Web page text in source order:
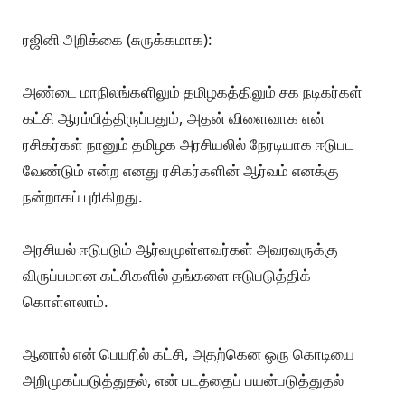
ரஜினி அறிக்கை (சுருக்கமாக):
அண்டை மாநிலங்களிலும் தமிழகத்திலும் சக நடிகர்கள்
கட்சி ஆரம்பித்திருப்பதும், அதன் விளைவாக என்
ரசிகர்கள் நானும் தமிழக அரசியலில் நேரடியாக ஈடுபட
வேண்டும் என்ற எனது ரசிகர்களின் ஆர்வம் எனக்கு
நன்றாகப் புரிகிறது.
அரசியல் ஈடுபடும் ஆர்வமுள்ளவர்கள் அவரவருக்கு
விருப்பமான கட்சிகளில் தங்களை ஈடுபடுத்திக்
கொள்ளலாம்.
ஆனால் என் பெயரில் கட்சி, அதற்கென ஒரு கொடியை
அறிமுகப்படுத்துதல், என் படத்தைப் பயன்படுத்துதல்